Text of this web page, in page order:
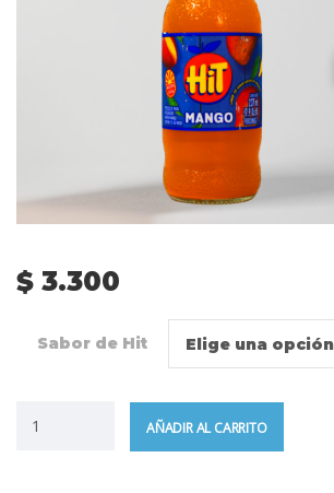
$ 3.300
Sabor de Hit Elige una opción
AÑADIR AL CARRITO